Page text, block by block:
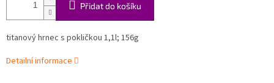
Přidat do košíku
titanový hrnec s pokličkou 1,1l; 156g
Detailní informace